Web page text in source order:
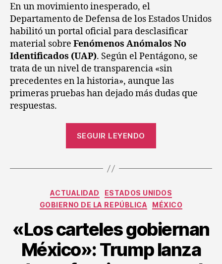
En un movimiento inesperado, el
Departamento de Defensa de los Estados Unidos
habilitó un portal oficial para desclasificar
material sobre Fenómenos Anómalos No
Identificados (UAP). Según el Pentágono, se
trata de un nivel de transparencia «sin
precedentes en la historia», aunque las
primeras pruebas han dejado más dudas que
respuestas.
SEGUIR LEYENDO
ACTUALIDAD
ESTADOS UNIDOS
GOBIERNO DE LA REPÚBLICA
MÉXICO
«Los carteles gobiernan
México»: Trump lanza